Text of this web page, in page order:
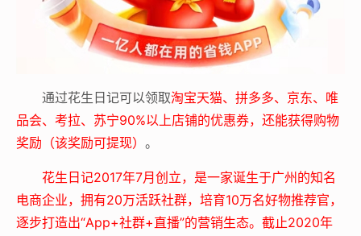
通过花生日记可以领取淘宝天猫、拼多多、京东、唯
品会、考拉、苏宁90%以上店铺的优惠券，还能获得购物
奖励（该奖励可提现） 。
花生日记2017年7月创立，是一家诞生于广州的知名
电商企业，拥有20万活跃社群，培育10万名好物推荐官，
逐步打造出“App+社群+直播”的营销生态。截止2020年